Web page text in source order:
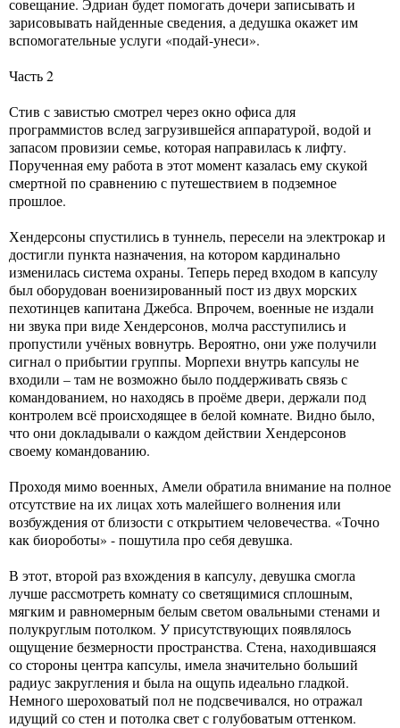
совещание. Эдриан будет помогать дочери записывать и
зарисовывать найденные сведения, а дедушка окажет им
вспомогательные услуги «подай-унеси».
Часть 2
Стив с завистью смотрел через окно офиса для
программистов вслед загрузившейся аппаратурой, водой и
запасом провизии семье, которая направилась к лифту.
Порученная ему работа в этот момент казалась ему скукой
смертной по сравнению с путешествием в подземное
прошлое.
Хендерсоны спустились в туннель, пересели на электрокар и
достигли пункта назначения, на котором кардинально
изменилась система охраны. Теперь перед входом в капсулу
был оборудован военизированный пост из двух морских
пехотинцев капитана Джебса. Впрочем, военные не издали
ни звука при виде Хендерсонов, молча расступились и
пропустили учёных вовнутрь. Вероятно, они уже получили
сигнал о прибытии группы. Морпехи внутрь капсулы не
входили – там не возможно было поддерживать связь с
командованием, но находясь в проёме двери, держали под
контролем всё происходящее в белой комнате. Видно было,
что они докладывали о каждом действии Хендерсонов
своему командованию.
Проходя мимо военных, Амели обратила внимание на полное
отсутствие на их лицах хоть малейшего волнения или
возбуждения от близости с открытием человечества. «Точно
как биороботы» - пошутила про себя девушка.
В этот, второй раз вхождения в капсулу, девушка смогла
лучше рассмотреть комнату со светящимися сплошным,
мягким и равномерным белым светом овальными стенами и
полукруглым потолком. У присутствующих появлялось
ощущение безмерности пространства. Стена, находившаяся
со стороны центра капсулы, имела значительно больший
радиус закругления и была на ощупь идеально гладкой.
Немного шероховатый пол не подсвечивался, но отражал
идущий со стен и потолка свет с голубоватым оттенком.